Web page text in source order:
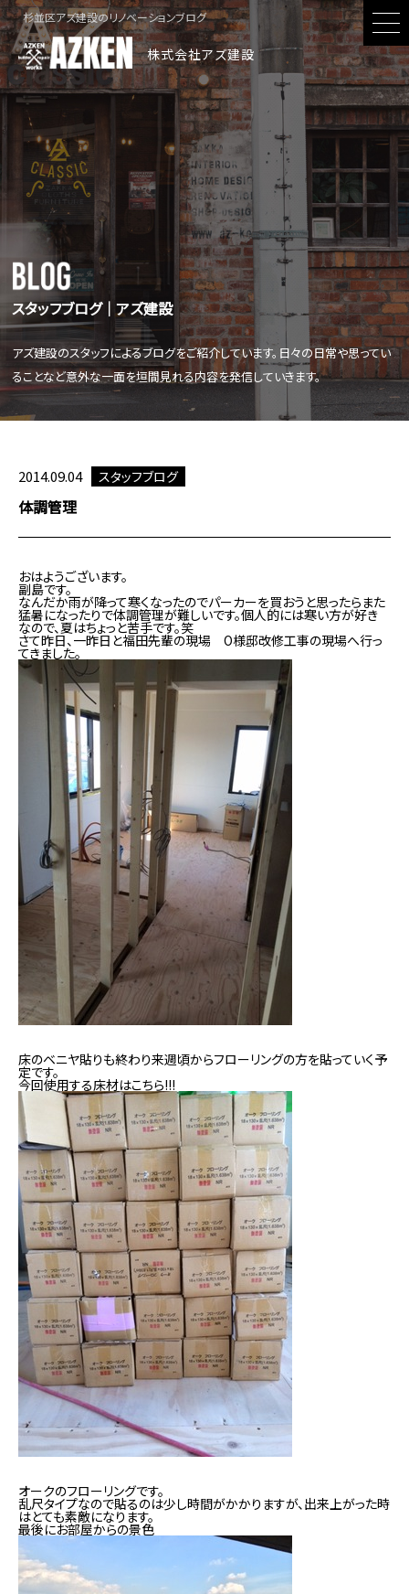
株式会社アズ建設
杉並区アズ建設のリノベーションブログ
スタッフブログ│アズ建設
アズ建設のスタッフによるブログをご紹介しています。日々の日常や思ってい
ることなど意外な一面を垣間見れる内容を発信していきます。
2014.09.04 スタッフブログ
体調管理
おはようございます。
副島です。
なんだか雨が降って寒くなったのでパーカーを買おうと思ったらまた
猛暑になったりで体調管理が難しいです。個人的には寒い方が好き
なので、夏はちょっと苦手です。笑
さて昨日、一昨日と福田先輩の現場 O様邸改修工事の現場へ行っ
てきました。
床のベニヤ貼りも終わり来週頃からフローリングの方を貼っていく予
定です。
今回使用する床材はこちら!!!
オークのフローリングです。
乱尺タイプなので貼るのは少し時間がかかりますが、出来上がった時
はとても素敵になります。
最後にお部屋からの景色